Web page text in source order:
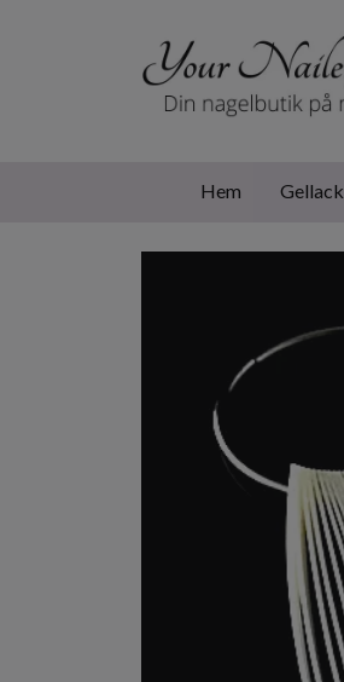
Hem Gellack